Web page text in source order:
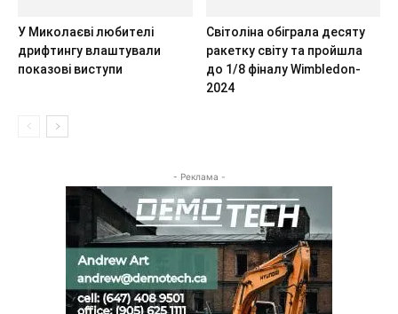
У Миколаєві любителі
дрифтингу влаштували
показові виступи
Світоліна обіграла десяту
ракетку світу та пройшла
до 1/8 фіналу Wimbledon-
2024
- Реклама -